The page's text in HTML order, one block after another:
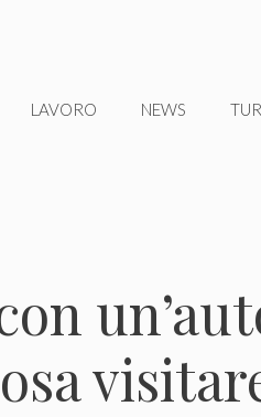
LAVORO NEWS